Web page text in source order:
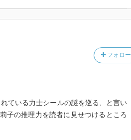
フォロー
ている力士シールの謎を巡る、と言い
子の推理力を読者に見せつけるところ